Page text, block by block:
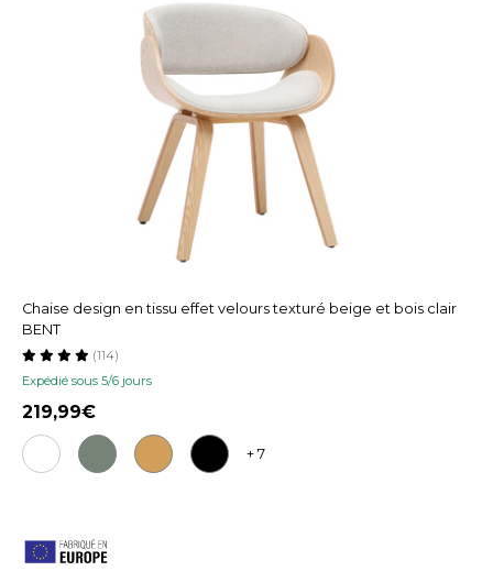
Chaise design en tissu effet velours texturé beige et bois clair
BENT
Expédié sous 5/6 jours
(114)
219,99
+ 7